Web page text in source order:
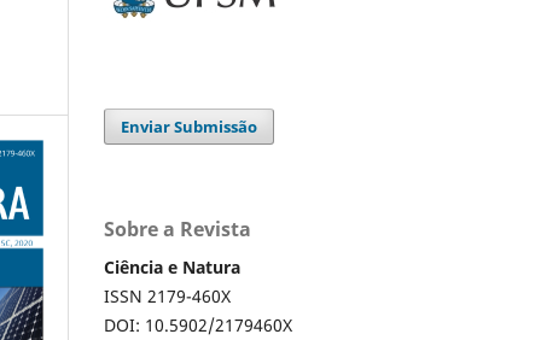
Enviar Submissão
Sobre a Revista
Ciência e Natura
ISSN 2179-460X
DOI: 10.5902/2179460X